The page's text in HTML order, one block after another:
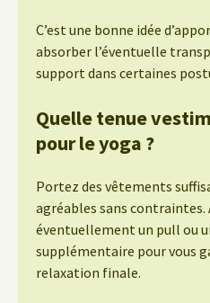
C’est une bonne idée
absorber l’éventuelle
support dans certaines
Quelle tenue
pour le yoga ?
Portez des vêtements
agréables sans
éventuellement un pull ou
supplémentaire pour vous
relaxation finale.